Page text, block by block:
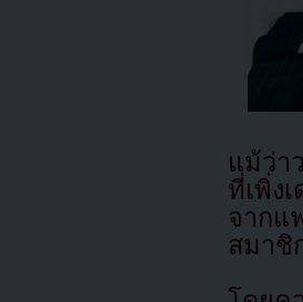
แม้ว่า
ที่เพิ่ง
จาก
สมาชิ